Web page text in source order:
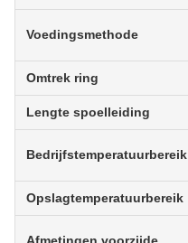
Voedingsmethode
Omtrek ring
Lengte spoelleiding
Bedrijfstemperatuurbereik
Opslagtemperatuurbereik